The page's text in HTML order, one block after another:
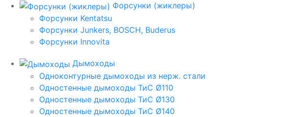
Форсунки (жиклеры)
Форсунки Kentatsu
Форсунки Junkers, BOSCH, Buderus
Форсунки Innovita
Дымоходы
Одноконтурные дымоходы из нерж. стали
Одностенные дымоходы ТиС Ø110
Одностенные дымоходы ТиС Ø130
Одностенные дымоходы ТиС Ø140